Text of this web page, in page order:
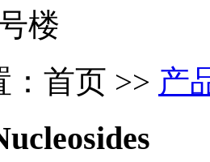
楼
首页 >> 产